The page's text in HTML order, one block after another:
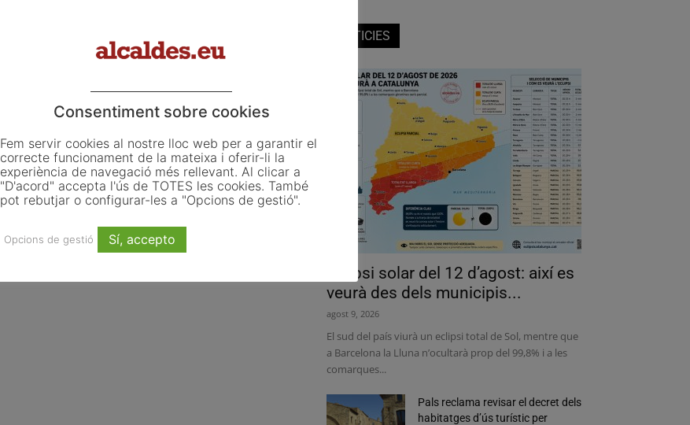
NOTICIES
Eclipsi solar del 12 d’agost: així es
veurà des dels municipis...
agost 9, 2026
El sud del país viurà un eclipsi total de Sol, mentre que
a Barcelona la Lluna n’ocultarà prop del 99,8% i a les
comarques...
Pals reclama revisar el decret dels
habitatges d’ús turístic per
Consentiment sobre cookies
Fem servir cookies al nostre lloc web per a garantir el
correcte funcionament de la mateixa i oferir-li la
experiència de navegació més rellevant. Al clicar a
"D'acord" accepta l'ús de TOTES les cookies. També
pot rebutjar o configurar-les a "Opcions de gestió".
Opcions de gestió Sí, accepto